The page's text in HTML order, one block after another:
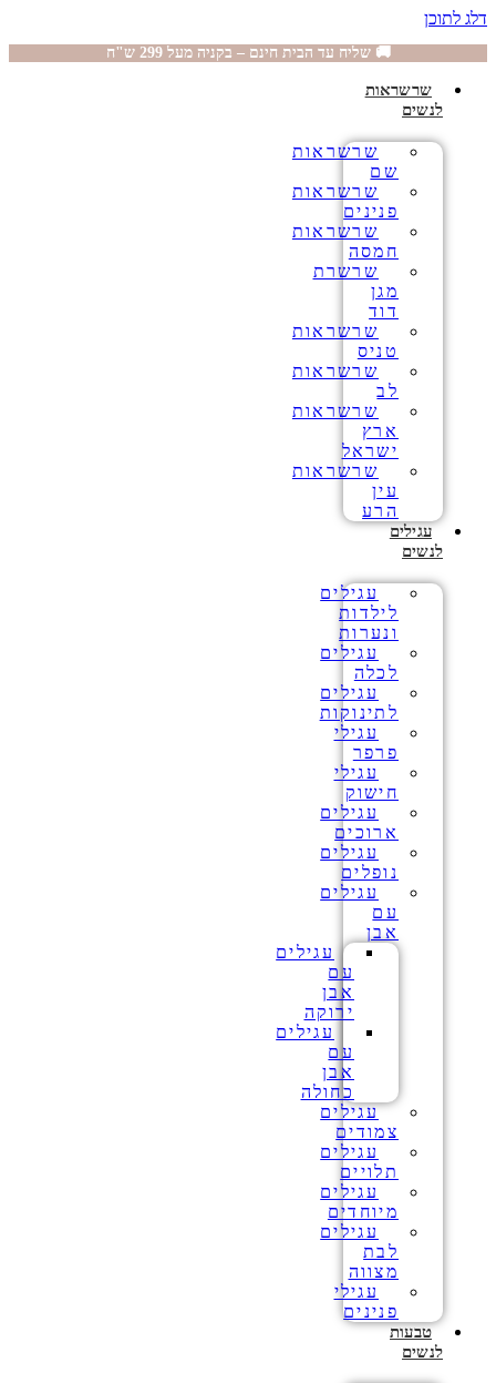
דלג לתוכן
🚚 שליח עד הבית חינם – בקניה מעל 299 ש"ח
שרשראות
לנשים
שרשראות
שם
שרשראות
פנינים
שרשראות
חמסה
שרשרת
מגן
דוד
שרשראות
טניס
שרשראות
לב
שרשראות
ארץ
ישראל
שרשראות
עין
הרע
עגילים
לנשים
עגילים
לילדות
ונערות
עגילים
לכלה
עגילים
לתינוקות
עגילי
פרפר
עגילי
חישוק
עגילים
ארוכים
עגילים
נופלים
עגילים
עם
אבן
עגילים
עם
אבן
ירוקה
עגילים
עם
אבן
כחולה
עגילים
צמודים
עגילים
תלויים
עגילים
מיוחדים
עגילים
לבת
מצווה
עגילי
פנינים
טבעות
לנשים